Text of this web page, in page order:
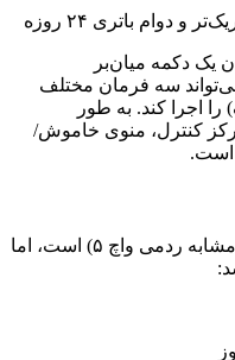
یک دکمه میان‌بر
سه فرمان مختلف
اجرا کند. به طور
کنترل، منوی خاموش/
است.
ظرفیت باتری ۵۵۰ میلی‌آمپر ساعت (مشابه ردمی واچ ۵) است، اما